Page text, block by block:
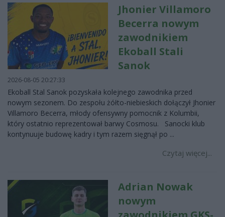
Jhonier Villamoro
Becerra nowym
zawodnikiem
Ekoball Stali
Sanok
2026-08-05 20:27:33
Ekoball Stal Sanok pozyskała kolejnego zawodnika przed
nowym sezonem. Do zespołu żółto-niebieskich dołączył Jhonier
Villamoro Becerra, młody ofensywny pomocnik z Kolumbii,
który ostatnio reprezentował barwy Cosmosu. Sanocki klub
kontynuuje budowę kadry i tym razem sięgnął po ...
Czytaj więcej...
Adrian Nowak
nowym